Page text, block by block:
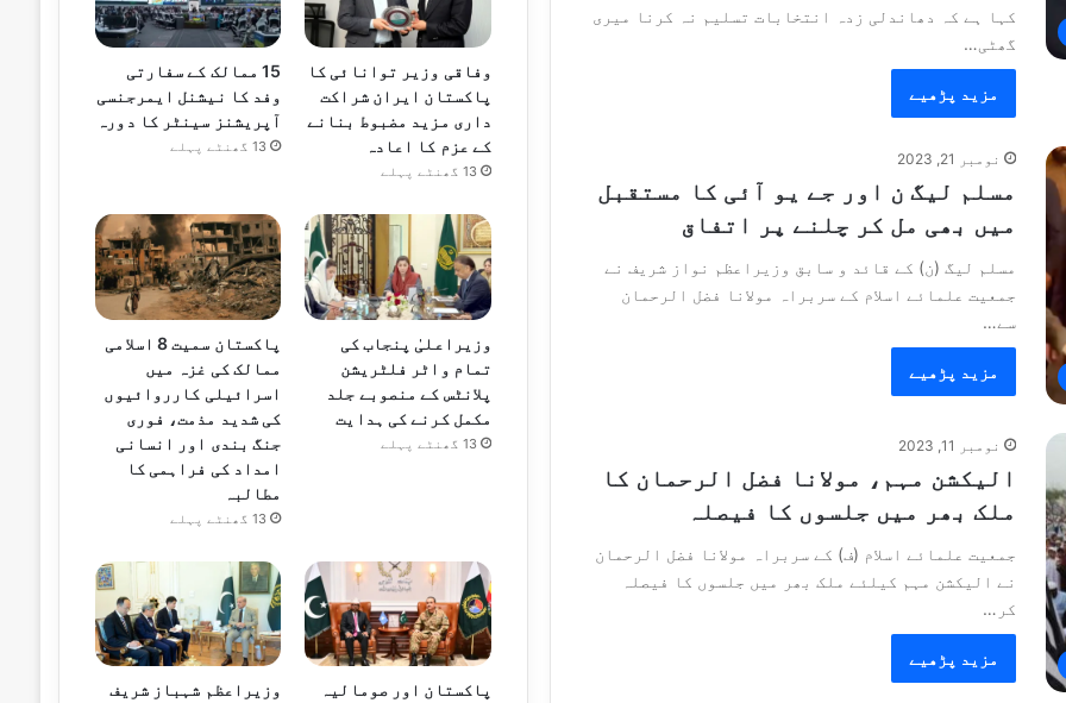
کہا ہے کہ دھاندلی زدہ انتخابات تسلیم نہ کرنا میری
گھٹی…
مزید پڑھیے
نومبر 21, 2023
مسلم لیگ ن اور جے یو آئی کا مستقبل
میں بھی مل کر چلنے پر اتفاق
مسلم لیگ (ن) کے قائد و سابق وزیراعظم نواز شریف نے
جمعیت علمائے اسلام کے سربراہ مولانا فضل الرحمان
سے…
مزید پڑھیے
نومبر 11, 2023
الیکشن مہم، مولانا فضل الرحمان کا
ملک بھر میں جلسوں کا فیصلہ
جمعیت علمائے اسلام (ف) کے سربراہ مولانا فضل الرحمان
نے الیکشن مہم کیلئے ملک بھر میں جلسوں کا فیصلہ
کر…
مزید پڑھیے
وفاقی وزیر توانائی کا
پاکستان ایران شراکت
داری مزید مضبوط بنانے
کے عزم کا اعادہ
13 گھنٹے پہلے
15 ممالک کے سفارتی
وفد کا نیشنل ایمرجنسی
آپریشنز سینٹر کا دورہ
13 گھنٹے پہلے
وزیراعلیٰ پنجاب کی
تمام واٹر فلٹریشن
پلانٹس کے منصوبے جلد
مکمل کرنے کی ہدایت
13 گھنٹے پہلے
پاکستان سمیت 8 اسلامی
ممالک کی غزہ میں
اسرائیلی کارروائیوں
کی شدید مذمت، فوری
جنگ بندی اور انسانی
امداد کی فراہمی کا
مطالبہ
13 گھنٹے پہلے
پاکستان اور صومالیہ
وزیراعظم شہباز شریف